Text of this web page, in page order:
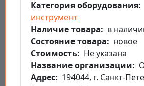
Категория оборудования
инструмент
Наличие товара
в
Состояние товара
новое
Стоимость
Не указана
Название организации
Aдрес
194044, г. Санкт-